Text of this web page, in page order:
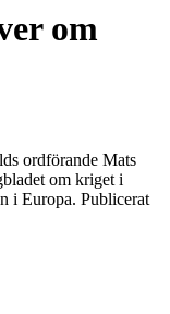
om
ordförande Mats
om kriget i
i Europa. Publicerat